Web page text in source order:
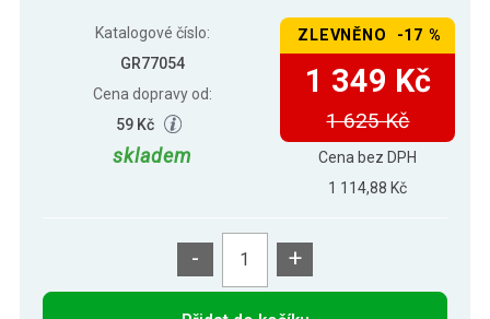
Katalogové číslo:
GR77054
Cena dopravy od:
59 Kč
skladem
ZLEVNĚNO -17 %
1 349 Kč
1 625 Kč
Cena bez DPH
1 114,88 Kč
- +